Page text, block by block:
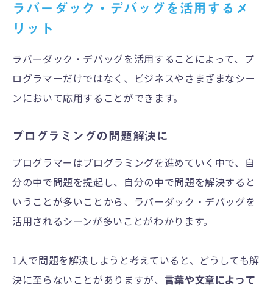
ラバーダック・デバッグを活用するメ
リット
ラバーダック・デバッグを活用することによって、プ
ログラマーだけではなく、ビジネスやさまざまなシー
ンにおいて応用することができます。
プログラミングの問題解決に
プログラマーはプログラミングを進めていく中で、自
分の中で問題を提起し、自分の中で問題を解決すると
いうことが多いことから、ラバーダック・デバッグを
活用されるシーンが多いことがわかります。
1人で問題を解決しようと考えていると、どうしても解
決に至らないことがありますが、
言葉や文章によって